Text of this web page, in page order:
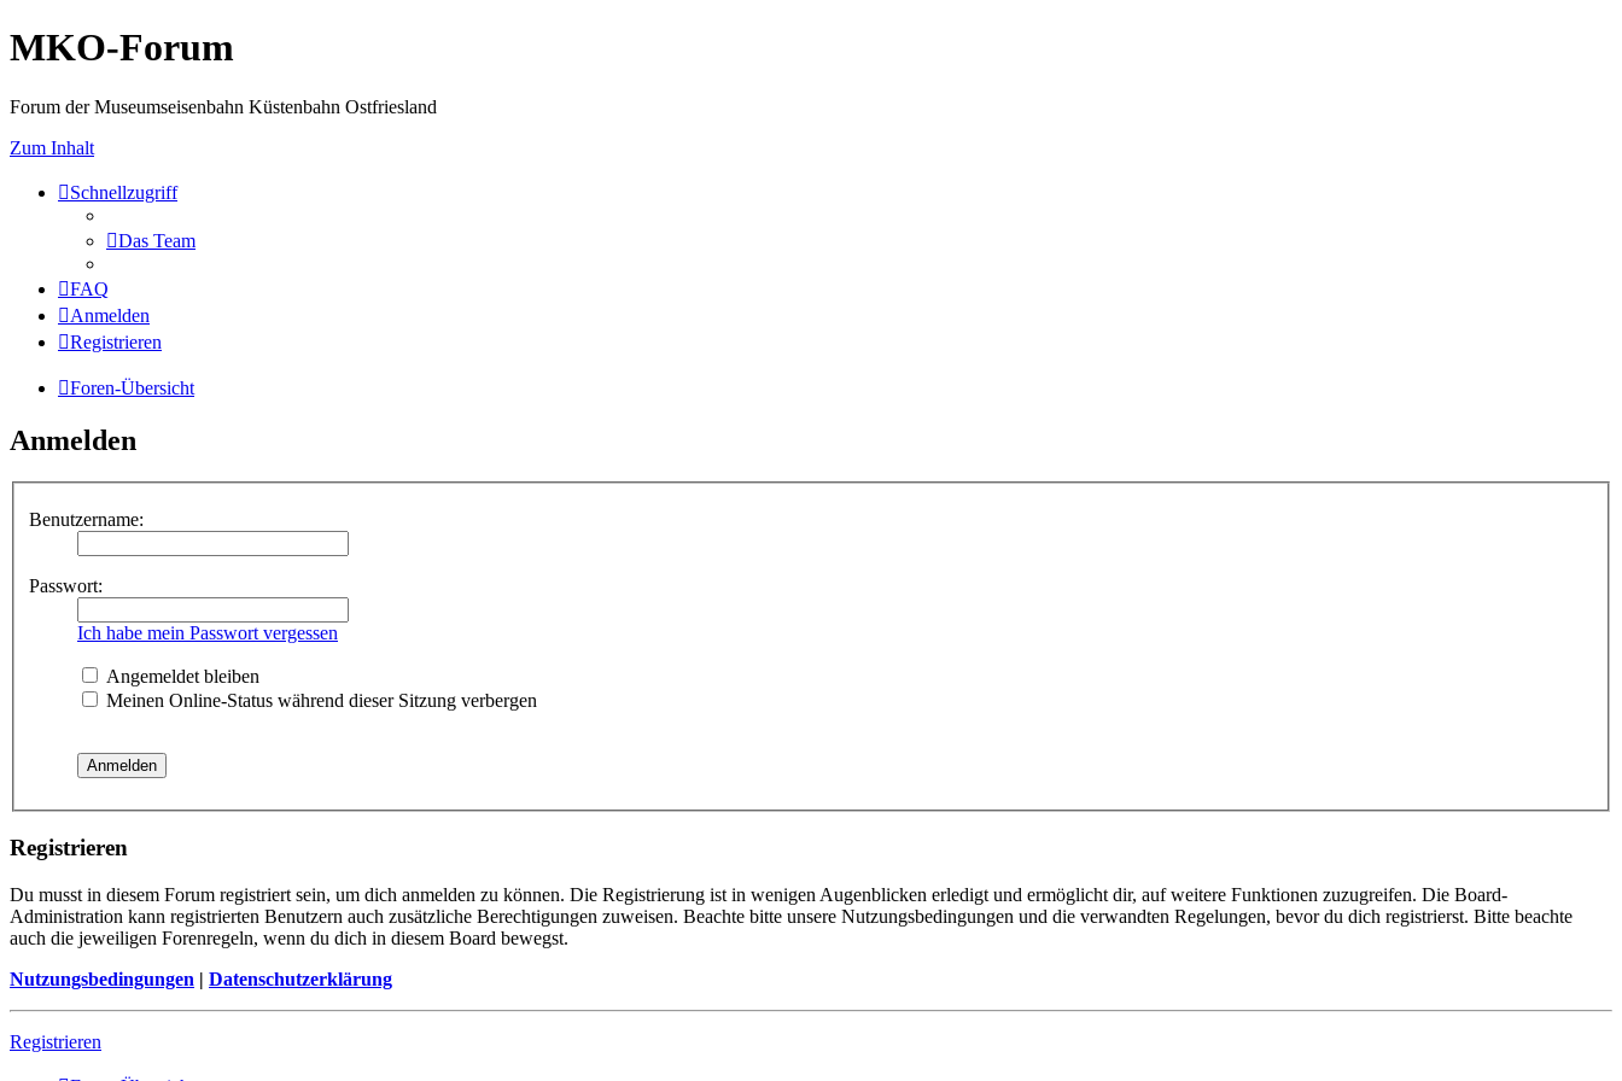
MKO-Forum
Forum der Museumseisenbahn Küstenbahn Ostfriesland
Zum Inhalt
Schnellzugriff
Das Team
FAQ
Anmelden
Registrieren
Foren-Übersicht
Anmelden
Benutzername:
Passwort:
Ich habe mein Passwort vergessen
Angemeldet bleiben
Meinen Online-Status während dieser Sitzung verbergen
Registrieren
Du musst in diesem Forum registriert sein, um dich anmelden zu können. Die Registrierung ist in wenigen Augenblicken erledigt und ermöglicht dir, auf weitere Funktionen zuzugreifen. Die Board-
Administration kann registrierten Benutzern auch zusätzliche Berechtigungen zuweisen. Beachte bitte unsere Nutzungsbedingungen und die verwandten Regelungen, bevor du dich registrierst. Bitte beachte
auch die jeweiligen Forenregeln, wenn du dich in diesem Board bewegst.
Nutzungsbedingungen | Datenschutzerklärung
Registrieren